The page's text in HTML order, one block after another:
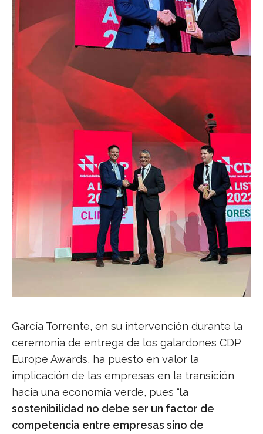
García Torrente, en su intervención durante la
ceremonia de entrega de los galardones CDP
Europe Awards, ha puesto en valor la
implicación de las empresas en la transición
hacia una economía verde, pues “la
sostenibilidad no debe ser un factor de
competencia entre empresas sino de